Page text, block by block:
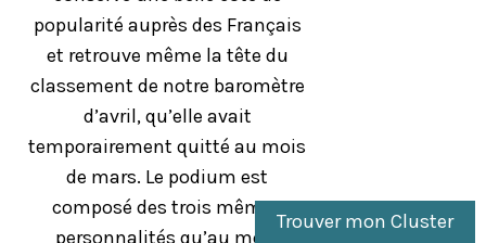
popularité auprès des Français
et retrouve même la tête du
classement de notre baromètre
d’avril, qu’elle avait
temporairement quitté au mois
de mars. Le podium est
composé des trois mêmes
personnalités qu’au mois
Trouver mon Cluster